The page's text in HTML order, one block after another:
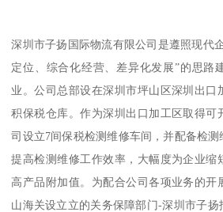
深圳市子扬国际物流有限公司是遵照现代
定位、综合化经营、差异化发展”的思路
业。公司总部设在深圳市坪山区深圳出口
积保税仓库。作为深圳出口加工区取得可
司设立7间保税检测维修车间，并配备检
提高检测维修工作效率，大幅度为企业缩
高产品附加值。为配合公司各项业务的开
山海关设立立的关务保障部门-深圳市子扬